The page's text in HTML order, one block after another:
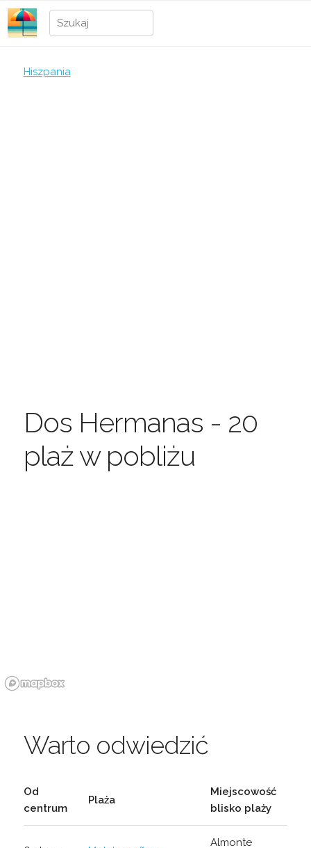
Hiszpania
Dos Hermanas - 20
plaż w pobliżu
Warto odwiedzić
Od
centrum
Plaża
Miejscowość
blisko plaży
Almonte